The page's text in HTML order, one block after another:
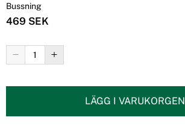
Bussning
469 SEK
LÄGG I VARUKORGEN